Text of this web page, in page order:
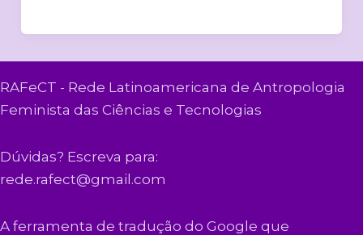
RAFeCT - Rede Latinoamericana de Antropologia
Feminista das Ciências e Tecnologias
Dúvidas? Escreva para:
rede.rafect@gmail.com
A ferramenta de tradução do Google que